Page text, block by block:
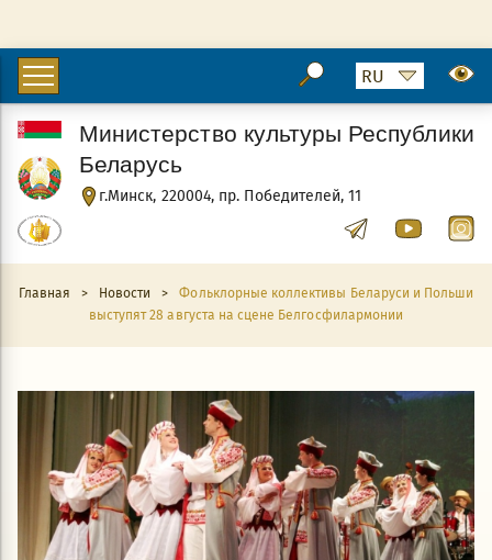
г.Минск, 220004, пр. Победителей, 11
Министерство культуры Республики
Беларусь
Главная > Новости >
Фольклорные коллективы Беларуси и Польши
выступят 28 августа на сцене Белгосфилармонии